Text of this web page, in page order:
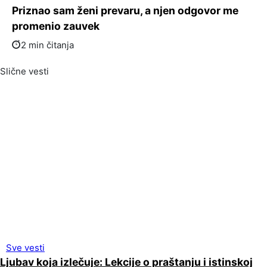
Priznao sam ženi prevaru, a njen odgovor me
promenio zauvek
2 min čitanja
Slične vesti
Sve vesti
Ljubav koja izlečuje: Lekcije o praštanju i istinskoj